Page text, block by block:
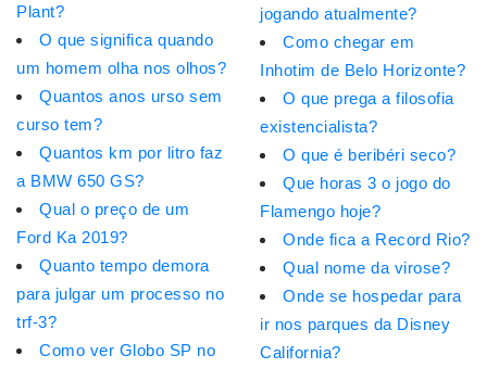
Plant?
O que significa quando
um homem olha nos olhos?
Quantos anos urso sem
curso tem?
Quantos km por litro faz
a BMW 650 GS?
Qual o preço de um
Ford Ka 2019?
Quanto tempo demora
para julgar um processo no
trf-3?
Como ver Globo SP no
jogando atualmente?
Como chegar em
Inhotim de Belo Horizonte?
O que prega a filosofia
existencialista?
O que é beribéri seco?
Que horas 3 o jogo do
Flamengo hoje?
Onde fica a Record Rio?
Qual nome da virose?
Onde se hospedar para
ir nos parques da Disney
California?